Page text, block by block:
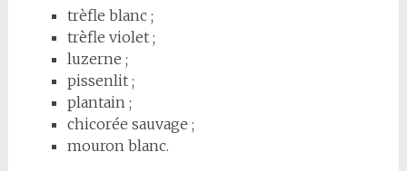
trèfle blanc ;
trèfle violet ;
luzerne ;
pissenlit ;
plantain ;
chicorée sauvage ;
mouron blanc.